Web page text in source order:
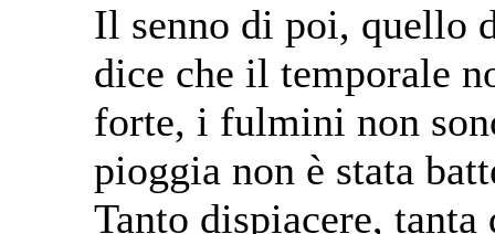
Il senno di poi, quello
dice che il temporale
forte, i fulmini non
pioggia non è stata
Tanto dispiacere,